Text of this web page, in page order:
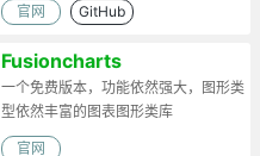
官网 GitHub
Fusioncharts
一个免费版本，功能依然强大，图形类
型依然丰富的图表图形类库
官网